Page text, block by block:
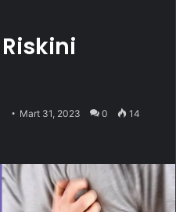
Mart 31, 2023 0 14